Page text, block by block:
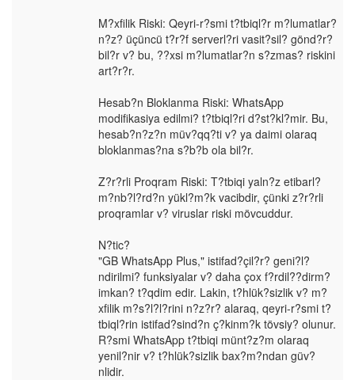
M?xfilik Riski: Qeyri-r?smi t?tbiql?r m?lumatlar?
n?z? üçüncü t?r?f serverl?ri vasit?sil? gönd?r?
bil?r v? bu, ??xsi m?lumatlar?n s?zmas? riskini
art?r?r.
Hesab?n Bloklanma Riski: WhatsApp
modifikasiya edilmi? t?tbiql?ri d?st?kl?mir. Bu,
hesab?n?z?n müv?qq?ti v? ya daimi olaraq
bloklanmas?na s?b?b ola bil?r.
Z?r?rli Proqram Riski: T?tbiqi yaln?z etibarl?
m?nb?l?rd?n yükl?m?k vacibdir, çünki z?r?rli
proqramlar v? viruslar riski mövcuddur.
N?tic?
"GB WhatsApp Plus," istifad?çil?r? geni?l?
ndirilmi? funksiyalar v? daha çox f?rdil??dirm?
imkan? t?qdim edir. Lakin, t?hlük?sizlik v? m?
xfilik m?s?l?l?rini n?z?r? alaraq, qeyri-r?smi t?
tbiql?rin istifad?sind?n ç?kinm?k tövsiy? olunur.
R?smi WhatsApp t?tbiqi münt?z?m olaraq
yenil?nir v? t?hlük?sizlik bax?m?ndan güv?
nlidir.